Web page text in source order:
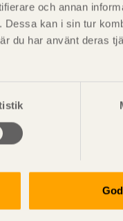
och annan
kan i sin tur
du har använt deras
Vi värnar
Genom
Läs vår